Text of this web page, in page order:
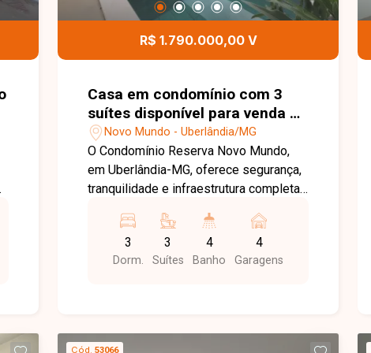
Imóveis e agende sua visita. Nossa
todos os detalhes deste imóvel e
para morar com conforto e tranquilidade
R$ 1.790.000,00 V
Casa em condomínio com 3
suítes disponível para venda no
bairro Novo Mundo em
Uberlândia-MG
Novo Mundo - Uberlândia/MG
O Condomínio Reserva Novo Mundo,
em Uberlândia-MG, oferece segurança,
tranquilidade e infraestrutura completa,
qualidade de vida para toda a família.
Com localização privilegiada e fácil
acesso às principais vias da cidade, é
construída em terreno de 295m²,
3
Dorm.
3
Suítes
4
Banho
4
Garagens
Cód. 53066